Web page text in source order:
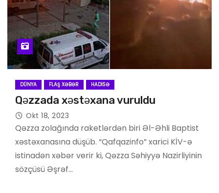
DÜNYA FLAŞ XƏBƏR HADISƏ
Qəzzada xəstəxana vuruldu
Okt 18, 2023
Qəzza zolağında raketlərdən biri Əl-Əhli Baptist
xəstəxanasına düşüb. “Qafqazinfo” xarici KİV-ə
istinadən xəbər verir ki, Qəzza Səhiyyə Nazirliyinin
sözçüsü Əşrəf…